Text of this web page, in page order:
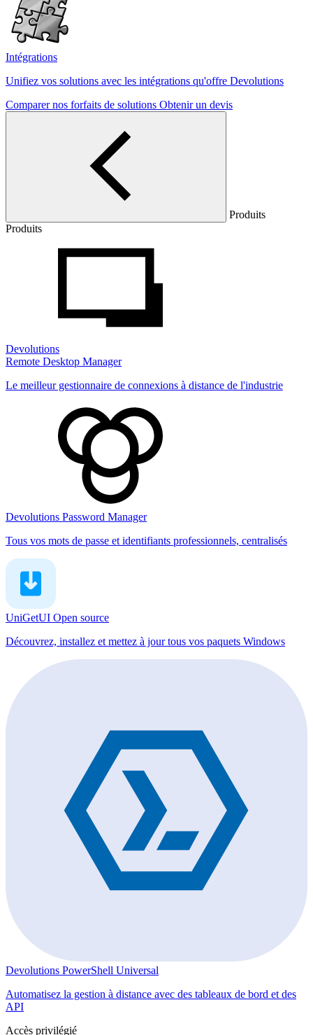
Intégrations
Unifiez vos solutions avec les intégrations qu'offre Devolutions
Comparer nos forfaits de solutions Obtenir un devis
Produits
Produits
Devolutions
Remote Desktop Manager
Le meilleur gestionnaire de connexions à distance de l'industrie
Devolutions Password Manager
Tous vos mots de passe et identifiants professionnels, centralisés
UniGetUI Open source
Découvrez, installez et mettez à jour tous vos paquets Windows
Devolutions PowerShell Universal
Automatisez la gestion à distance avec des tableaux de bord et des
API
Accès privilégié